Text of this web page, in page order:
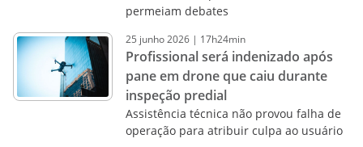
permeiam debates
25 junho2026 | 17h24min
Profissional será indenizado após
pane em drone que caiu durante
inspeção predial
Assistência técnica não provou falha de
operação para atribuir culpa ao usuário